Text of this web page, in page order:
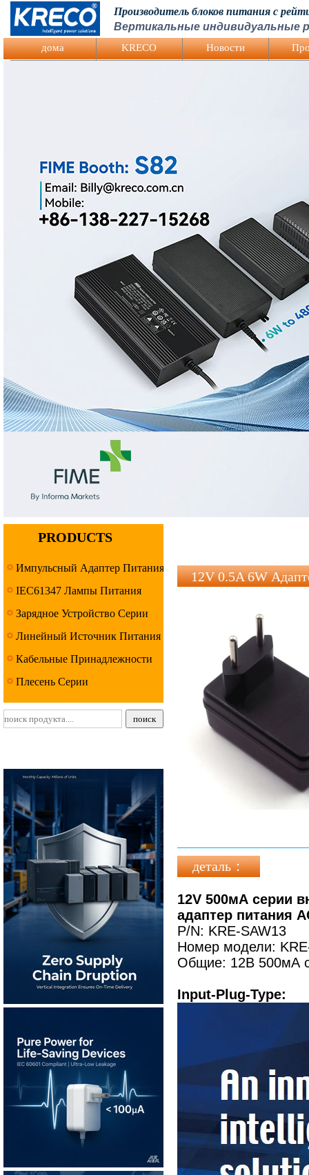
Logo Picture
Производитель блоков питания с
Вертикальные индивидуальные
дома KRECO Hовости
PRODUCTS
Импульсный Адаптер Питания
IEC61347 Лампы Питания
Серия
Зарядное Устройство Серии
Линейный Источник Питания
Серии
Кабельные Принадлежности
Серии
Плесень Серии
12V 0.5A 6W
деталь：
12V 500мА серии
адаптер питания
P/N: KRE-SAW13
Номер модели:
Общие: 12В 500мА
Input-Plug-Type: